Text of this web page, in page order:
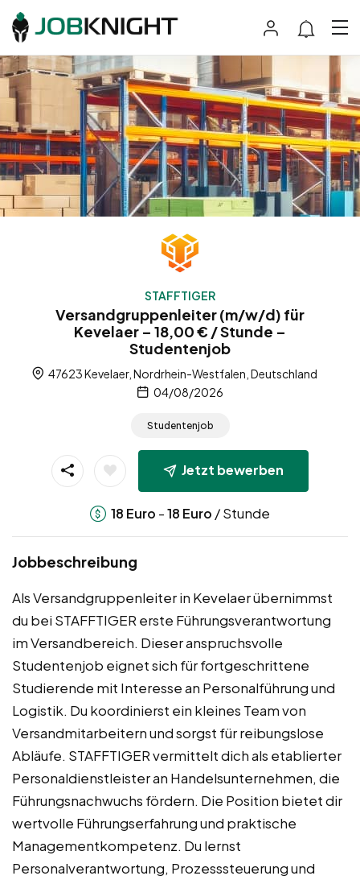
STAFFTIGER
Versandgruppenleiter (m/w/d) für
Kevelaer – 18,00 € / Stunde –
Studentenjob
47623 Kevelaer, Nordrhein-Westfalen, Deutschland
04/08/2026
Studentenjob
Jetzt bewerben
18 Euro -18 Euro / Stunde
Jobbeschreibung
Als Versandgruppenleiter in Kevelaer übernimmst
du bei STAFFTIGER erste Führungsverantwortung
im Versandbereich. Dieser anspruchsvolle
Studentenjob eignet sich für fortgeschrittene
Studierende mit Interesse an Personalführung und
Logistik. Du koordinierst ein kleines Team von
Versandmitarbeitern und sorgst für reibungslose
Abläufe. STAFFTIGER vermittelt dich als etablierter
Personaldienstleister an Handelsunternehmen, die
Führungsnachwuchs fördern. Die Position bietet dir
wertvolle Führungserfahrung und praktische
Managementkompetenz. Du lernst
Personalverantwortung, Prozesssteuerung und